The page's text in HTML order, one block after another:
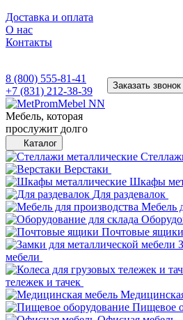
Доставка и оплата
О нас
Контакты
8 (800) 555-81-41
+7 (831) 212-38-39
Заказать звонок
Мебель, которая
прослужит долго
Каталог
Верстаки
Шкафы
Для раздевалок
Мебель
Почтовые ящики
мебели
тележек и тачек
Пищевое